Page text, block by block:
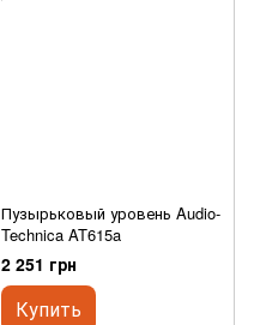
Пузырьковый уровень Audio-
Technica AT615a
2 251 грн
Купить